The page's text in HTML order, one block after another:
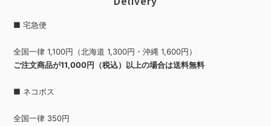
■ 宅急便
全国一律 1,100円（北海道 1,300円・沖縄 1,600円）
ご注文商品が11,000円（税込）以上の場合は送料無料
■ ネコポス
全国一律 350円